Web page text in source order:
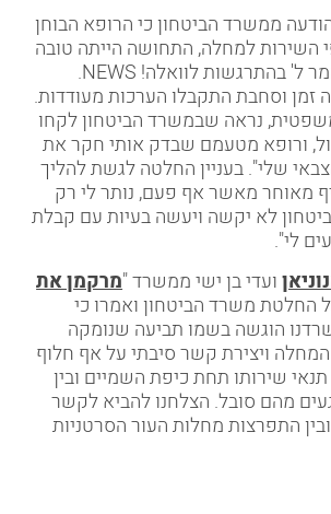
ממשרד הביטחון כי הרופא הבוחן
השירות למחלה, התחושה הייתה טובה
ל' בהתרגשות לוואלה
! NEWS.
זמן וסחבת התקבלו הערכות מעודדות.
נראה שבמשרד הביטחון לקחו
ורופא מטעמם שבדק אותי חקר את
שלי". בעניין החלטה לגשת להליך
מאוחר מאשר אף פעם, נותר לי רק
לא יקשה ויעשה בעיות עם קבלת
לי".
ועדי בן ישי ממשרד "מרקמן את
החלטת משרד הביטחון ואמרו כי
הוגשה בשמו תביעה שנומקה
המחלה ויצירת קשר סיבתי על אף חלוף
שירותו תחת כיפת השמיים ובין
מהם סובל. הצלחנו להביא לקשר
ובין התפרצות מחלות העור הסרטניות